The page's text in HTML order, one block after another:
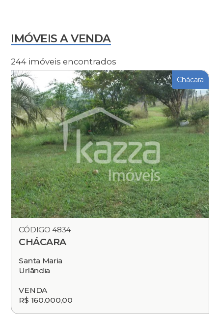
IMÓVEIS A VENDA
244 imóveis encontrados
Chácara
CÓDIGO 4834
CHÁCARA
Santa Maria
Urlândia
VENDA
R$ 160.000,00